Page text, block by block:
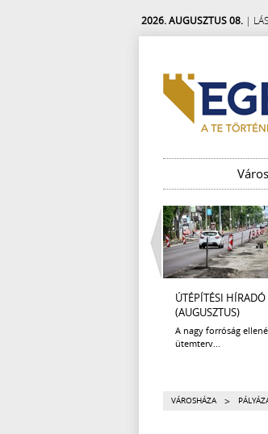
2026. AUGUSZTUS 08. |
Város
ÚTÉPÍTÉSI HÍRADÓ
(AUGUSZTUS)
A nagy forróság
ütemterv...
VÁROSHÁZA >